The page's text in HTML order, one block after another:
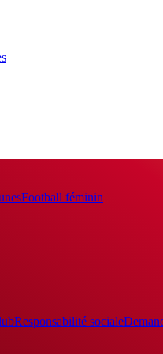
Football féminin
Responsabilité sociale